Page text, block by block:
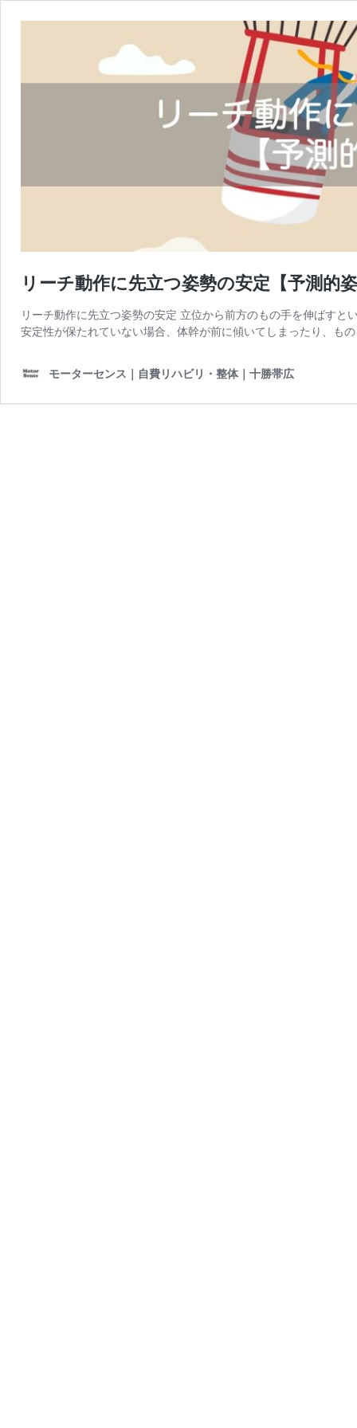
リーチ動作に先立つ姿勢の安定【予測的
リーチ動作に先立つ姿勢の安定 立位から前方のもの手を伸ばす
安定性が保たれていない場合、体幹が前に傾いてしまったり、も
モーターセンス｜自費リハビリ・整体｜十勝帯広